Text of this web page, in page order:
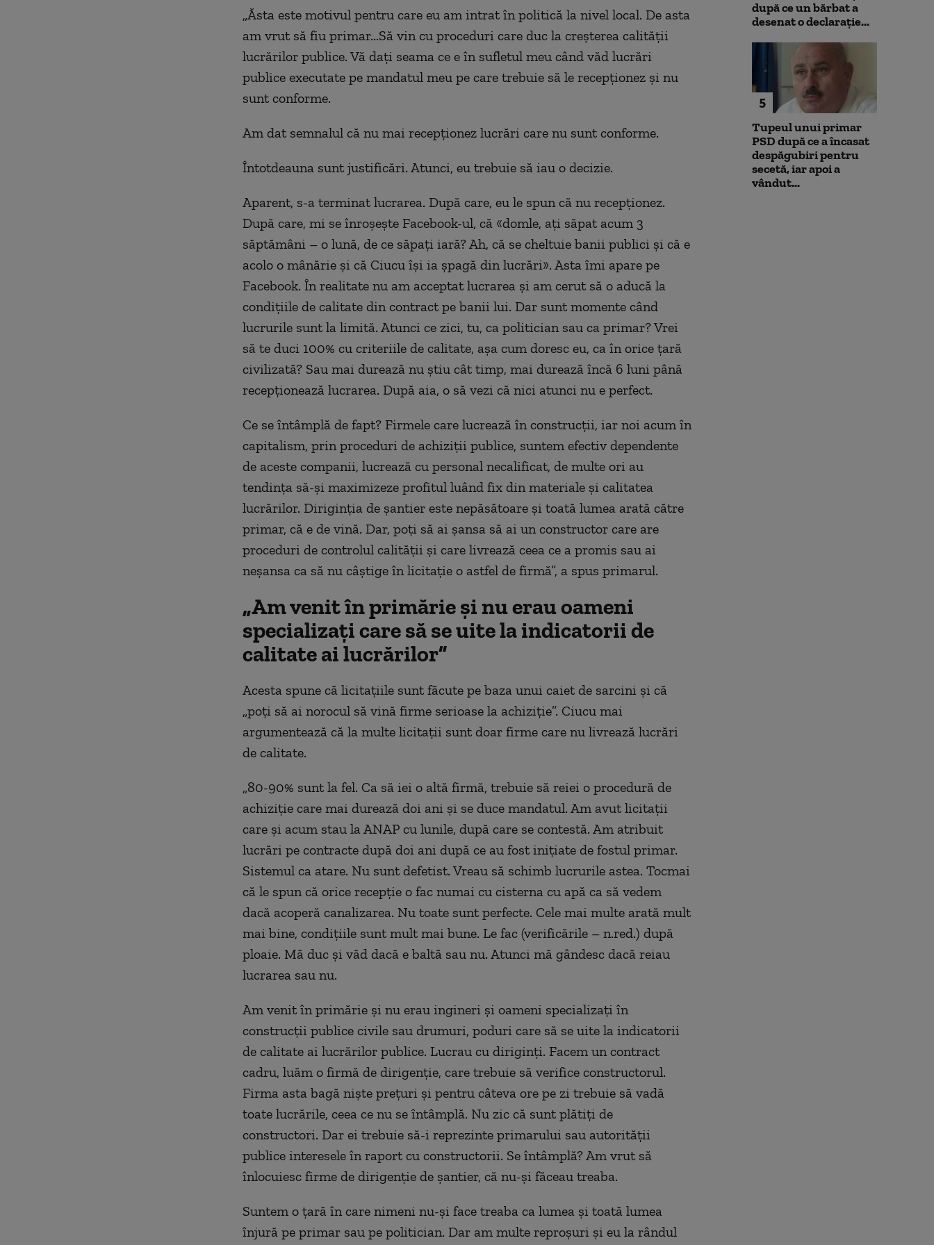
„Ăsta este motivul pentru care eu am intrat în politică la nivel local. De asta
am vrut să fiu primar...Să vin cu proceduri care duc la creșterea calității
lucrărilor publice. Vă dați seama ce e în sufletul meu când văd lucrări
publice executate pe mandatul meu pe care trebuie să le recepționez și nu
sunt conforme.
Am dat semnalul că nu mai recepționez lucrări care nu sunt conforme.
Întotdeauna sunt justificări. Atunci, eu trebuie să iau o decizie.
Aparent, s-a terminat lucrarea. După care, eu le spun că nu recepționez.
După care, mi se înroșește Facebook-ul, că «domle, ați săpat acum 3
săptămâni – o lună, de ce săpați iară? Ah, că se cheltuie banii publici și că e
acolo o mânărie și că Ciucu își ia șpagă din lucrări». Asta îmi apare pe
Facebook. În realitate nu am acceptat lucrarea și am cerut să o aducă la
condițiile de calitate din contract pe banii lui. Dar sunt momente când
lucrurile sunt la limită. Atunci ce zici, tu, ca politician sau ca primar? Vrei
să te duci 100% cu criteriile de calitate, așa cum doresc eu, ca în orice țară
civilizată? Sau mai durează nu știu cât timp, mai durează încă 6 luni până
recepționează lucrarea. După aia, o să vezi că nici atunci nu e perfect.
Ce se întâmplă de fapt? Firmele care lucrează în construcții, iar noi acum în
capitalism, prin proceduri de achiziții publice, suntem efectiv dependente
de aceste companii, lucrează cu personal necalificat, de multe ori au
tendința să-și maximizeze profitul luând fix din materiale și calitatea
lucrărilor. Diriginția de șantier este nepăsătoare și toată lumea arată către
primar, că e de vină. Dar, poți să ai șansa să ai un constructor care are
proceduri de controlul calității și care livrează ceea ce a promis sau ai
neșansa ca să nu câștige în licitație o astfel de firmă”, a spus primarul.
„Am venit în primărie și nu erau oameni
specializați care să se uite la indicatorii de
calitate ai lucrărilor”
Acesta spune că licitațiile sunt făcute pe baza unui caiet de sarcini și că
„poți să ai norocul să vină firme serioase la achiziție”. Ciucu mai
argumentează că la multe licitații sunt doar firme care nu livrează lucrări
de calitate.
„80-90% sunt la fel. Ca să iei o altă firmă, trebuie să reiei o procedură de
achiziție care mai durează doi ani și se duce mandatul. Am avut licitații
care și acum stau la ANAP cu lunile, după care se contestă. Am atribuit
lucrări pe contracte după doi ani după ce au fost inițiate de fostul primar.
Sistemul ca atare. Nu sunt defetist. Vreau să schimb lucrurile astea. Tocmai
că le spun că orice recepție o fac numai cu cisterna cu apă ca să vedem
dacă acoperă canalizarea. Nu toate sunt perfecte. Cele mai multe arată mult
mai bine, condițiile sunt mult mai bune. Le fac (verificările – n.red.) după
ploaie. Mă duc și văd dacă e baltă sau nu. Atunci mă gândesc dacă reiau
lucrarea sau nu.
Am venit în primărie și nu erau ingineri și oameni specializați în
construcții publice civile sau drumuri, poduri care să se uite la indicatorii
de calitate ai lucrărilor publice. Lucrau cu diriginți. Facem un contract
cadru, luăm o firmă de dirigenție, care trebuie să verifice constructorul.
Firma asta bagă niște prețuri și pentru câteva ore pe zi trebuie să vadă
toate lucrările, ceea ce nu se întâmplă. Nu zic că sunt plătiți de
constructori. Dar ei trebuie să-i reprezinte primarului sau autorității
publice interesele în raport cu constructorii. Se întâmplă? Am vrut să
înlocuiesc firme de dirigenție de șantier, că nu-și făceau treaba.
Suntem o țară în care nimeni nu-și face treaba ca lumea și toată lumea
înjură pe primar sau pe politician. Dar am multe reproșuri și eu la rândul
după ce un bărbat a
desenat o declarație...
5
Tupeul unui primar
PSD după ce a încasat
despăgubiri pentru
secetă, iar apoi a
vândut...